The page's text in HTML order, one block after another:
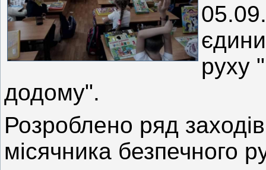
руху
додому".
Розроблено ряд
місячника безпечного